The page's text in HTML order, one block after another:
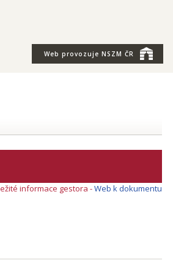
Web provozuje NSZM ČR
informace gestora -Web k dokumentu